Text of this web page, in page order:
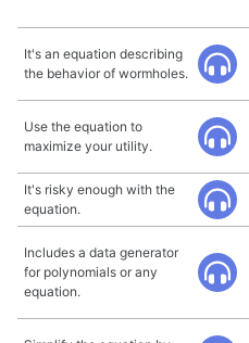
It's an equation describing
the behavior of wormholes.
Use the equation to
maximize your utility.
It's risky enough with the
equation.
Includes a data generator
for polynomials or any
equation.